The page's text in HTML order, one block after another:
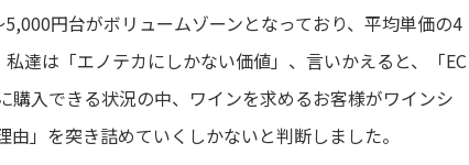
円台がボリュームゾーンとなっており、平均単価の4
達は「エノテカにしかない価値」、言いかえると、「EC
入できる状況の中、ワインを求めるお客様がワインシ
」を突き詰めていくしかないと判断しました。